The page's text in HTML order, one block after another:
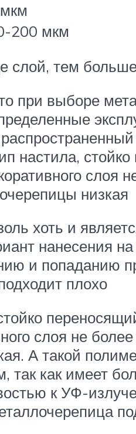
200 мкм
слой, тем
при выборе
настила,
слоя
низкая
хоть и
нанесения
и попаданию
плохо
слоя не
А такой
как имеет
к УФ-